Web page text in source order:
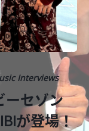
Interviews
セゾン
が登場！